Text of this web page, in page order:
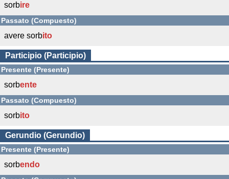
sorbire
Passato (Compuesto)
avere sorbito
Participio (Participio)
Presente (Presente)
sorbente
Passato (Compuesto)
sorbito
Gerundio (Gerundio)
Presente (Presente)
sorbendo